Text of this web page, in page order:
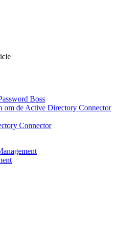
Boss
om de Active Directory Connector
Connector